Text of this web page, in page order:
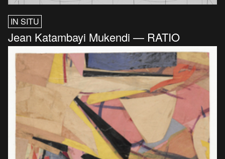
IN SITU
Jean Katambayi Mukendi — RATIO